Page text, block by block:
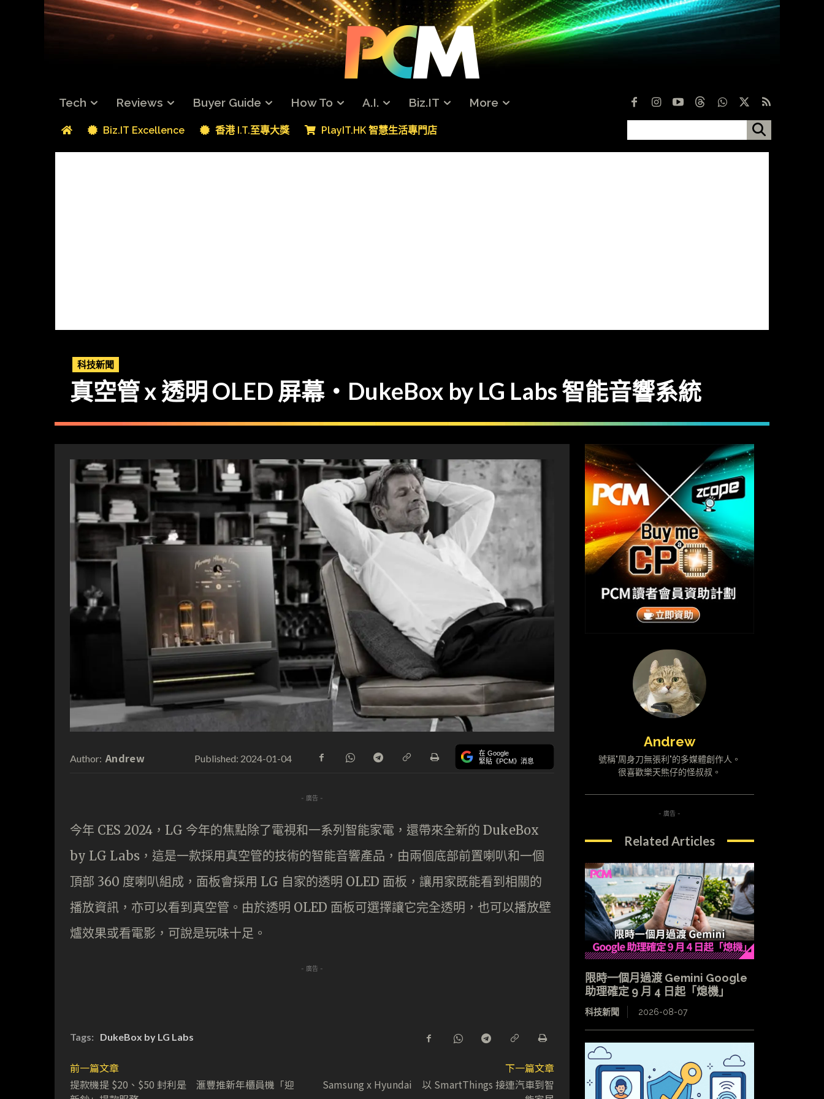
Tech Reviews Buyer Guide How To A.I. Biz.IT More
Biz.IT Excellence 香港 I.T.至專大獎 PlayIT.HK 智慧生活專門店
科技新聞
真空管 x 透明 OLED 屏幕・DukeBox by LG Labs 智能音響系統
Author: Andrew Published: 2024-01-04 在 Google
緊貼《PCM》消息
- 廣告 -
今年 CES 2024，LG 今年的焦點除了電視和一系列智能家電，還帶來全新的 DukeBox
by LG Labs，這是一款採用真空管的技術的智能音響產品，由兩個底部前置喇叭和一個
頂部 360 度喇叭組成，面板會採用 LG 自家的透明 OLED 面板，讓用家既能看到相關的
播放資訊，亦可以看到真空管。由於透明 OLED 面板可選擇讓它完全透明，也可以播放壁
爐效果或看電影，可說是玩味十足。
- 廣告 -
Tags: DukeBox by LG Labs
前一篇文章
提款機提 $20、$50 封利是 滙豐推新年櫃員機「迎
下一篇文章
Samsung x Hyundai 以 SmartThings 接連汽車到智
Andrew
號稱"周身刀無張利"的多媒體創作人。
很喜歡樂天熊仔的怪叔叔。
- 廣告 -
Related Articles
限時一個月過渡 Gemini Google
助理確定 9 月 4 日起「熄機」
科技新聞 2026-08-07